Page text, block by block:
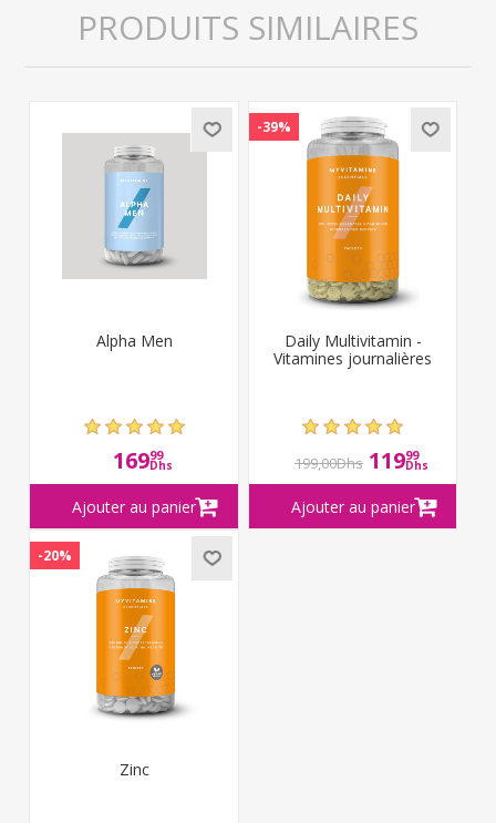
PRODUITS SIMILAIRES
Alpha Men
16999
Dhs
-39%
Daily Multivitamin -
Vitamines journalières
199,00Dhs 11999
Dhs
-20%
Zinc